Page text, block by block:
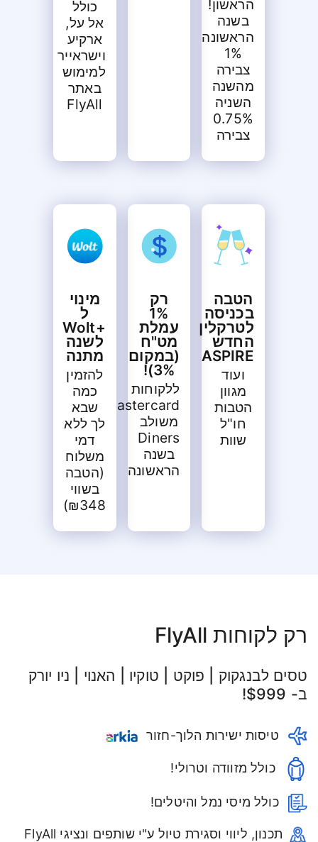
הראשון!
בשנה
הראשונה
1%
צבירה
מהשנה
השניה
0.75%
צבירה
כולל
אל על,
ארקיע
וישראייר
למימוש
באתר
FlyAll
הטבה
בכניסה
לטרקלין
החדש
ASPIRE
ועוד
מגוון
הטבות
חו"ל
שוות
רק
1%
עמלת
מט"ח
(במקום
3%)!
ללקוחות
Mastercard
משולב
Diners
בשנה
הראשונה
מינוי
ל
+Wolt
לשנה
מתנה
להזמין
כמה
שבא
לך ללא
דמי
משלוח
(הטבה
בשווי
₪348)
רק לקוחות FlyAll
טסים לבנגקוק | פוקט | טוקיו | האנוי | ניו יורק
ב- $999!
טיסות ישירות הלוך-חזור
כולל מזוודה וטרולי!
כולל מיסי נמל והיטלים!
תכנון, ליווי וסגירת טיול ע"י שותפים ונציגי FlyAll